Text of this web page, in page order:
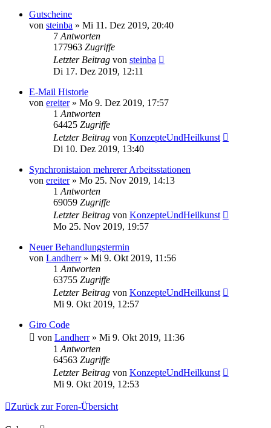
Gutscheine
von steinba » Mi 11. Dez 2019, 20:40
7 Antworten
177963 Zugriffe
Letzter Beitrag von steinba
Di 17. Dez 2019, 12:11
E-Mail Historie
von ereiter» Mo 9. Dez 2019, 17:57
1 Antworten
64425 Zugriffe
Letzter Beitrag von KonzepteUndHeilkunst
Di 10. Dez 2019, 13:40
Synchronistaion mehrerer Arbeitsstationen
von ereiter» Mo 25. Nov 2019, 14:13
1 Antworten
69059 Zugriffe
Letzter Beitrag von KonzepteUndHeilkunst
Mo 25. Nov 2019, 19:57
Neuer Behandlungstermin
von Landherr» Mi 9. Okt 2019, 11:56
1 Antworten
63755 Zugriffe
Letzter Beitrag von KonzepteUndHeilkunst
Mi 9. Okt 2019, 12:57
Giro Code
von Landherr» Mi 9. Okt 2019, 11:36
1 Antworten
64563 Zugriffe
Letzter Beitrag von KonzepteUndHeilkunst
Mi 9. Okt 2019, 12:53
Zurück zur Foren-Übersicht